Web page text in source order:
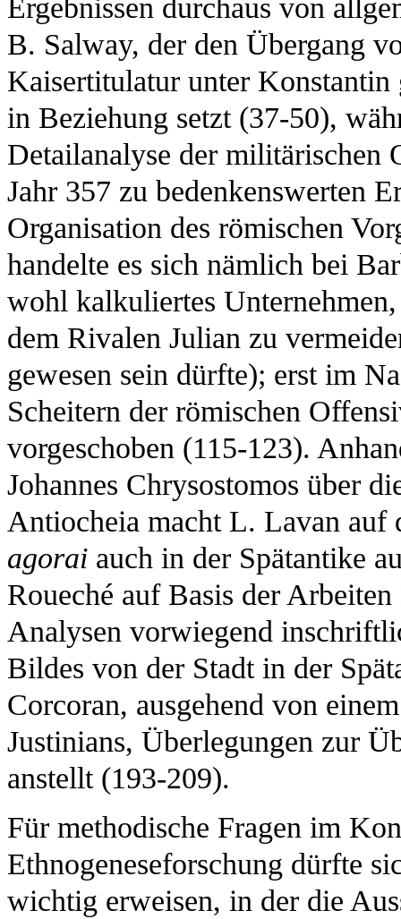
Ergebnissen durchaus von
B. Salway, der den Übergang
Kaisertitulatur unter
in Beziehung setzt (37-50),
Detailanalyse der militärischen
Jahr 357 zu bedenkenswerten
Organisation des römischen
handelte es sich nämlich bei
wohl kalkuliertes
dem Rivalen Julian zu
gewesen sein dürfte); erst im
Scheitern der römischen
vorgeschoben (115-123).
Johannes Chrysostomos über
Antiocheia macht L. Lavan auf
agorai auch in der Spätantike
Roueché auf Basis der
Analysen vorwiegend
Bildes von der Stadt in der
Corcoran, ausgehend von
Justinians, Überlegungen zur
anstellt (193-209).
Für methodische Fragen im
Ethnogeneseforschung dürfte
wichtig erweisen, in der die